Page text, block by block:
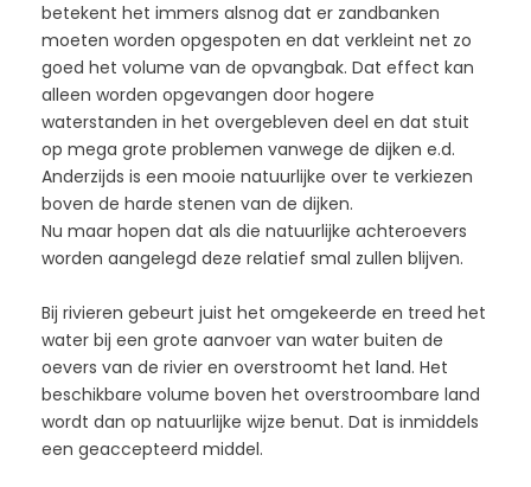
betekent het immers alsnog dat er zandbanken
moeten worden opgespoten en dat verkleint net zo
goed het volume van de opvangbak. Dat effect kan
alleen worden opgevangen door hogere
waterstanden in het overgebleven deel en dat stuit
op mega grote problemen vanwege de dijken e.d.
Anderzijds is een mooie natuurlijke over te verkiezen
boven de harde stenen van de dijken.
Nu maar hopen dat als die natuurlijke achteroevers
worden aangelegd deze relatief smal zullen blijven.
Bij rivieren gebeurt juist het omgekeerde en treed het
water bij een grote aanvoer van water buiten de
oevers van de rivier en overstroomt het land. Het
beschikbare volume boven het overstroombare land
wordt dan op natuurlijke wijze benut. Dat is inmiddels
een geaccepteerd middel.